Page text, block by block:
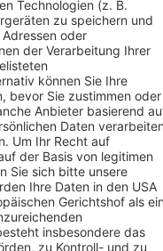
Termin eintragen